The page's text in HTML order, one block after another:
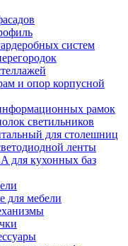
систем
и опор корпусной
рамок
светильников
для столешниц
ленты
для кухонных баз
для мебели